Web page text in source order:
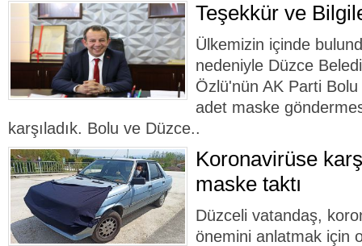
Teşekkür ve
Ülkemizin içinde
nedeniyle Düzce
Özlü'nün AK Parti Bolu
adet maske
karşıladık. Bolu ve Düzce..
Koronavirüse
maske taktı
Düzceli vatandaş,
önemini anlatmak için